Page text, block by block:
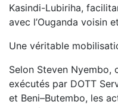
Kasindi-Lubiriha,
avec l’Ouganda voisin
Une véritable
Selon Steven Nyembo,
exécutés par DOTT
et Beni–Butembo, les